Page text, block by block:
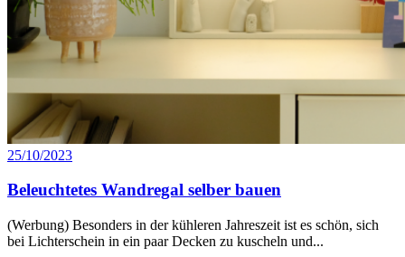
25/10/2023
Beleuchtetes Wandregal selber bauen
(Werbung) Besonders in der kühleren Jahreszeit ist es schön, sich
bei Lichterschein in ein paar Decken zu kuscheln und...